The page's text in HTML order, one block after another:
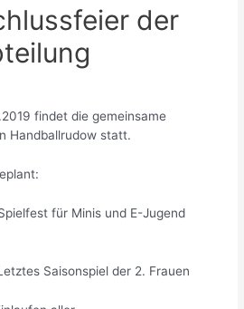
der
findet die gemeinsame
Handballrudow statt.
für Minis und E-Jugend
Saisonspiel der 2. Frauen